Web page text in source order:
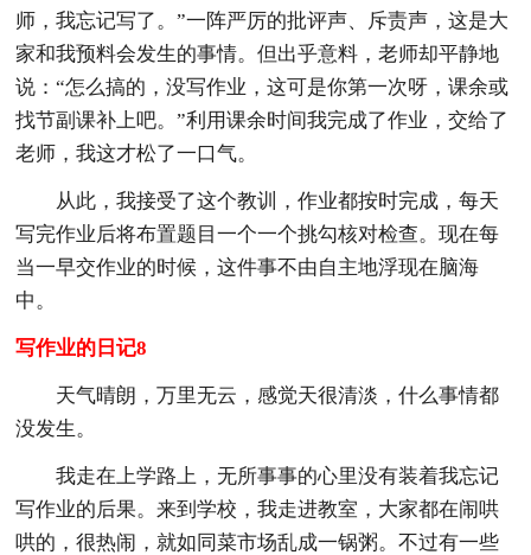
师，我忘记写了。”一阵严厉的批评声、斥责声，这是大
家和我预料会发生的事情。但出乎意料，老师却平静地
说：“怎么搞的，没写作业，这可是你第一次呀，课余或
找节副课补上吧。”利用课余时间我完成了作业，交给了
老师，我这才松了一口气。
从此，我接受了这个教训，作业都按时完成，每天
写完作业后将布置题目一个一个挑勾核对检查。现在每
当一早交作业的时候，这件事不由自主地浮现在脑海
中。
写作业的日记8
天气晴朗，万里无云，感觉天很清淡，什么事情都
没发生。
我走在上学路上，无所事事的心里没有装着我忘记
写作业的后果。来到学校，我走进教室，大家都在闹哄
哄的，很热闹，就如同菜市场乱成一锅粥。不过有一些